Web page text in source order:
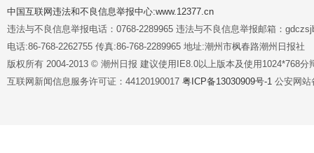
中国互联网违法和不良信息举报中心:www.12377.cn
违法与不良信息举报电话：0768-2289965 违法与不良信息举报邮箱：
电话:86-768-2262755 传真:86-768-2289965 地址:潮州市枫春路潮州日报社
版权所有 2004-2013 © 潮州日报 建议使用IE8.0以上版本及使用1024*768分
互联网新闻信息服务许可证：44120190017 粤ICP备13030909号-1 公安网站